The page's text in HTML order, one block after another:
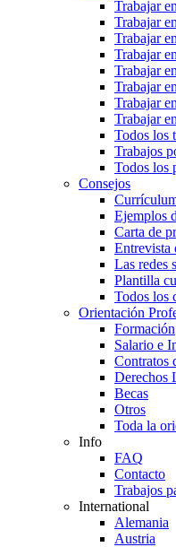
Trabajar
Trabajar
Trabajar
Trabajar
Trabajar
Trabajar
Trabajar
Trabajar
Todos los
Trabajos
Todos los
Consejos
Ejemplos
Carta de
Entrevista
Las redes
Plantilla
Todos los
Orientación
Formación
Salario e
Contratos
Derechos
Becas
Otros
Toda la
Info
FAQ
Contacto
Trabajos
International
Alemania
Austria